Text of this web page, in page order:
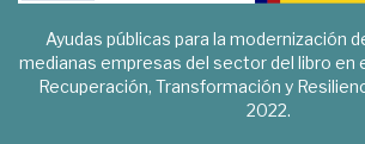
Ayudas públicas para la modernización
medianas empresas del sector del libro en
Recuperación, Transformación y
2022.